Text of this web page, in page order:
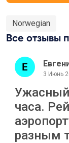
Norwegian
Все отзывы
3 Июнь
Ужасный
часа.
разным